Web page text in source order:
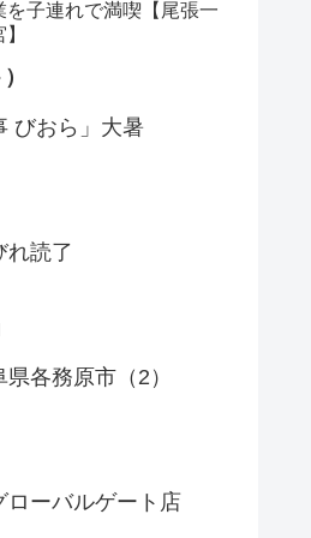
を子連れで満喫【尾張一
びおら」大暑
れ読了
各務原市（2）
ローバルゲート店